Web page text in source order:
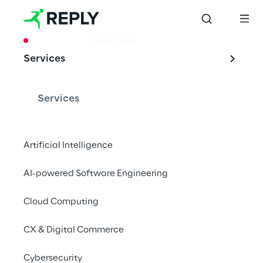
Services
Services
Artificial Intelligence
AI-powered Software Engineering
Cloud Computing
CX & Digital Commerce
Cybersecurity
Machine Learning
para benefícios de
Processos de Machine